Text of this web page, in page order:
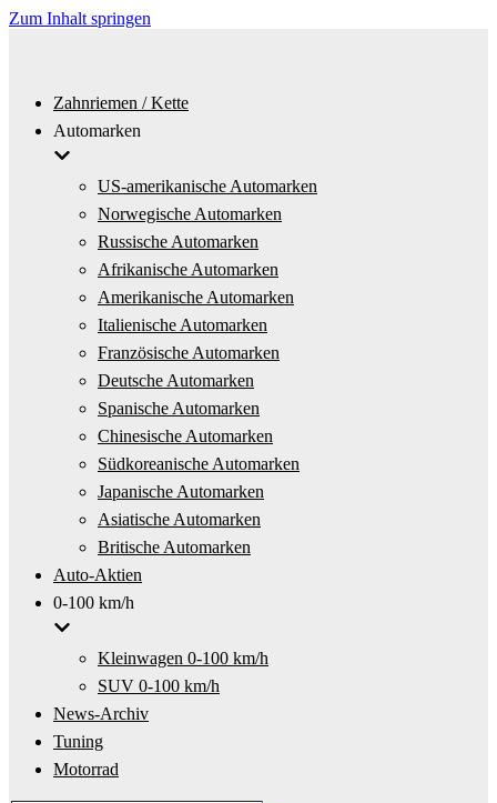
Zum Inhalt springen
Zahnriemen / Kette
Automarken
US-amerikanische Automarken
Norwegische Automarken
Russische Automarken
Afrikanische Automarken
Amerikanische Automarken
Italienische Automarken
Französische Automarken
Deutsche Automarken
Spanische Automarken
Chinesische Automarken
Südkoreanische Automarken
Japanische Automarken
Asiatische Automarken
Britische Automarken
Auto-Aktien
0-100 km/h
Kleinwagen 0-100 km/h
SUV 0-100 km/h
News-Archiv
Tuning
Motorrad